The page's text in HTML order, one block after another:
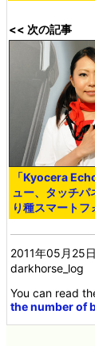
<< 次の記事
「Kyocera
ュー、タッチ
り種スマートフ
2011年05月25
darkhorse_log
You can read
the number of